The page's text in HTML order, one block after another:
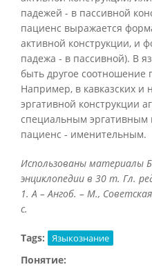
падежей - в пассивной
пациенс выражается
активной конструкции, и
падежа - в пассивной). В
быть другое соотношение
Например, в кавказских и
эргативной конструкции
специальным эргативным
пациенс - именительным.
Использованы материалы
энциклопедии в 30 т. Гл.
1. А – Ангоб. – М.,
с.
Tags: Языкознание
Понятие: